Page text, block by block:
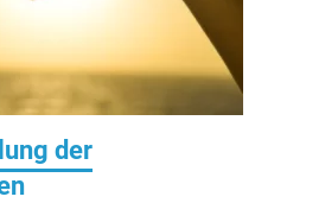
der